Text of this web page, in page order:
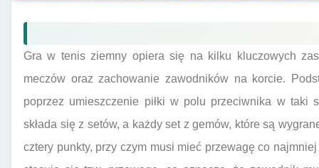
Gra w tenis ziemny opiera się na kilku kluczowych
meczów oraz zachowanie zawodników na korcie.
poprzez umieszczenie piłki w polu przeciwnika w taki
składa się z setów, a każdy set z gemów, które są
cztery punkty, przy czym musi mieć przewagę co